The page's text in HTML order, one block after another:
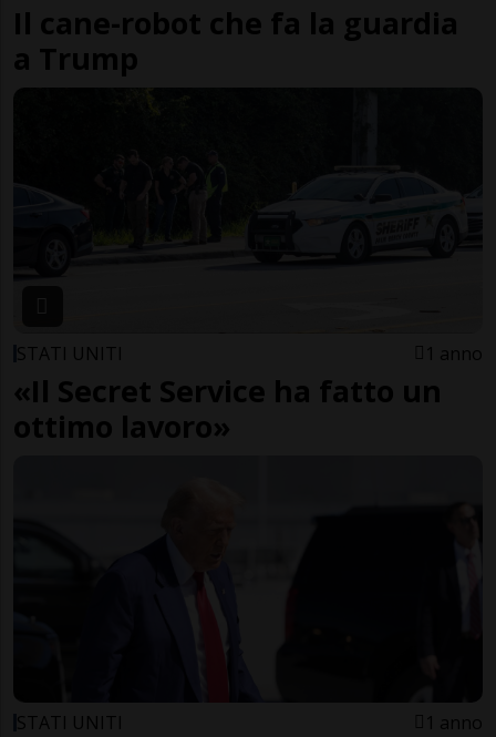
Il cane-robot che fa la guardia
a Trump
STATI UNITI 1 anno
«Il Secret Service ha fatto un
ottimo lavoro»
STATI UNITI 1 anno